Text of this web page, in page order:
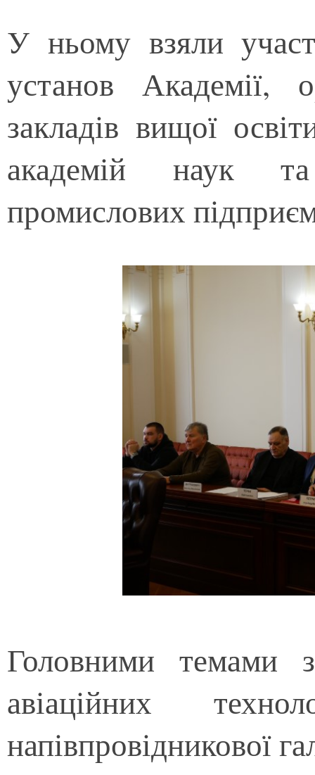
У ньому взяли
установ Академії,
закладів вищої
академій наук
промислових
Головними темами
авіаційних
напівпровідникової